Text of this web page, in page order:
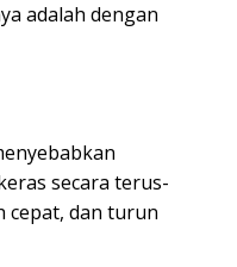
adalah dengan
secara terus-
cepat, dan turun